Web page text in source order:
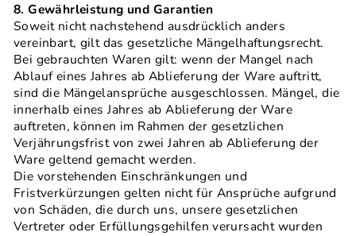
8. Gewährleistung und Garantien
Soweit nicht nachstehend ausdrücklich anders
vereinbart, gilt das gesetzliche Mängelhaftungsrecht.
Bei gebrauchten Waren gilt: wenn der Mangel nach
Ablauf eines Jahres ab Ablieferung der Ware auftritt,
sind die Mängelansprüche ausgeschlossen. Mängel, die
innerhalb eines Jahres ab Ablieferung der Ware
auftreten, können im Rahmen der gesetzlichen
Verjährungsfrist von zwei Jahren ab Ablieferung der
Ware geltend gemacht werden.
Die vorstehenden Einschränkungen und
Fristverkürzungen gelten nicht für Ansprüche aufgrund
von Schäden, die durch uns, unsere gesetzlichen
Vertreter oder Erfüllungsgehilfen verursacht wurden